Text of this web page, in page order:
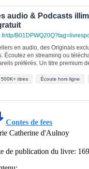
audio & Podcasts
dp/
en audio, des Originals
Écoutez en streaming ou
préférés. Un titre premium
500K+ titres Écoute hors ligne
Contes de fees
Catherine d'Aulnoy
de publication du livre: